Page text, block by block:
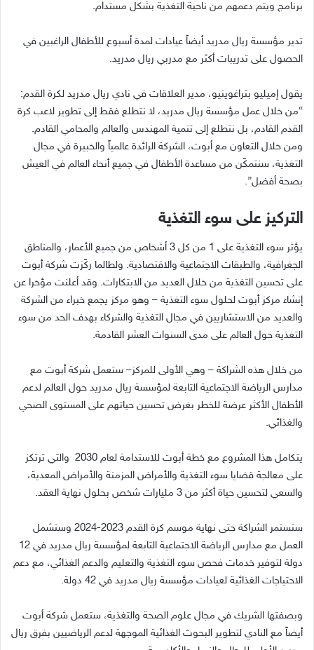
برنامج ويتم دعمهم من ناحية التغذية بشكل مستدام.
تدير مؤسسة ريال مدريد أيضاً عيادات لمدة أسبوع للأطفال الراغبين في
الحصول على تدريبات أكثر مع مدربي ريال مدريد.
يقول إميليو بتراغوينيو، مدير العلاقات في نادي ريال مدريد لكرة القدم:
“من خلال عمل مؤسسة ريال مدريد، لا نتطلع فقط إلى تطوير لاعب كرة
القدم القادم، بل نتطلع إلى تنمية المهندس والعالم والمحامي القادم.
ومن خلال التعاون مع أبوت، الشركة الرائدة عالمياً والخبيرة في مجال
التغذية، سنتمكّن من مساعدة الأطفال في جميع أنحاء العالم في العيش
بصحة أفضل”.
التركيز على سوء التغذية
يؤثر سوء التغذية على من كل
أشخاص من جميع الأعمار، والمناطق
الجغرافية، والطبقات الاجتماعية والاقتصادية. ولطالما ركّزت شركة أبوت
على تحسين التغذية من خلال العديد من الابتكارات. وقد أعلنت مؤخرا عن
إنشاء مركز أبوت لحلول سوء التغذية – وهو مركز يجمع خبراء من الشركة
والعديد من الاستشاريين في مجال التغذية والشركاء بهدف الحد من سوء
التغذية حول العالم على مدى السنوات العشر القادمة.
من خلال هذه الشراكة – وهي الأولى للمركز– ستعمل شركة أبوت مع
مدارس الرياضة الاجتماعية التابعة لمؤسسة ريال مدريد حول العالم لدعم
الأطفال الأكثر عرضة للخطر بغرض تحسين حياتهم على المستوى الصحي
والغذائي.
يتكامل هذا المشروع مع خطة أبوت للاستدامة لعام
والتي ترتكز
على معالجة قضايا سوء التغذية والأمراض المزمنة والأمراض المعدية،
والسعي لتحسين حياة أكثر من
مليارات شخص بحلول نهاية العقد.
ستستمر الشراكة حتى نهاية موسم كرة القدم
وستشمل
العمل مع مدارس الرياضة الاجتماعية التابعة لمؤسسة ريال مدريد في
دولة لتوفير خدمات فحص سوء التغذية والتعليم والدعم الغذائي، مع دعم
الاحتياجات الغذائية لعيادات مؤسسة ريال مدريد في
دولة.
وبصفتها الشريك في مجال علوم الصحة والتغذية، ستعمل شركة أبوت
أيضاً مع النادي لتطوير البحوث الغذائية الموجهة لدعم الرياضيين بفرق ريال